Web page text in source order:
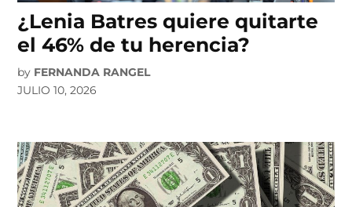
¿Lenia Batres quiere quitarte
el 46% de tu herencia?
by FERNANDA RANGEL
JULIO 10, 2026